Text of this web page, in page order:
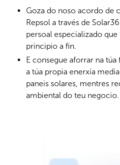
Goza do noso acordo de
Repsol a través de
persoal especializado
principio a fin.
E consegue aforrar na
a túa propia enerxía
paneis solares, mentres
ambiental do teu negocio.